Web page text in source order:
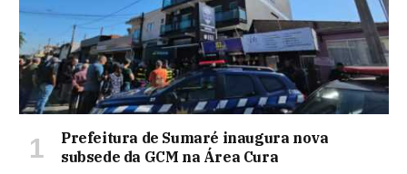
Prefeitura de Sumaré inaugura nova
subsede da GCM na Área Cura